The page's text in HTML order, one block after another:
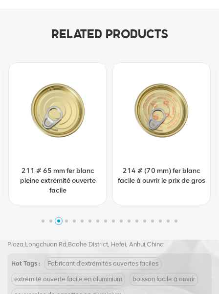
RELATED PRODUCTS
211 # 65 mm fer blanc
pleine extrémité ouverte
facile
214 # (70 mm) fer blanc
facile à ouvrir le prix de gros
Tel :+8617855139217
joy@biopin.vip
Plaza,Longchuan Rd,Baohe District, Hefei, Anhui,China
Hot Tags : Fabricant d'extrémités ouvertes faciles
extrémité ouverte facile en aluminium boisson facile à ouvrir